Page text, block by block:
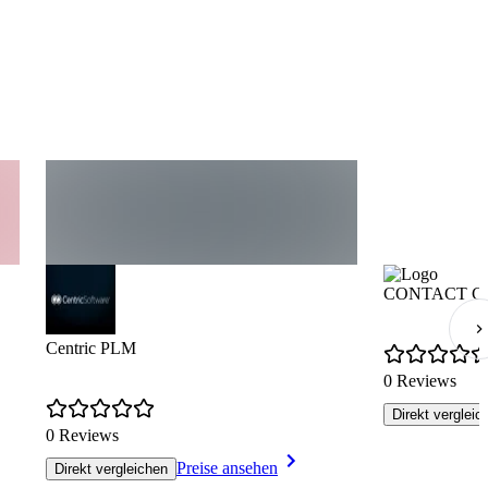
Centric PLM
0 Reviews
Direkt vergleichen Preise ansehen
CONTACT
0 Reviews
Direkt